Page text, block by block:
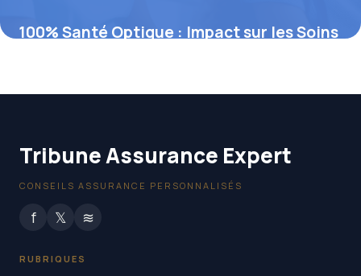
100% Santé Optique : Impact sur les Soins
Tribune Assurance Expert
CONSEILS ASSURANCE PERSONNALISÉS
f 𝕏 ≋
RUBRIQUES